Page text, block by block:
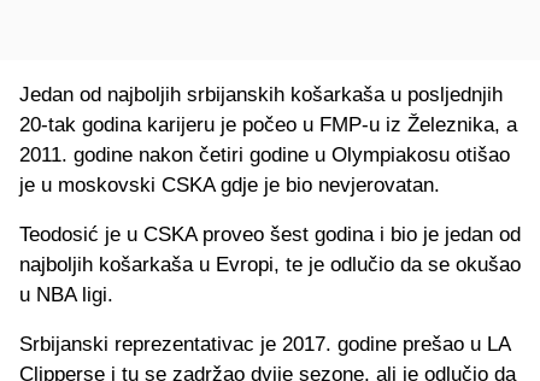
Jedan od najboljih srbijanskih košarkaša u posljednjih
20-tak godina karijeru je počeo u FMP-u iz Železnika, a
2011. godine nakon četiri godine u Olympiakosu otišao
je u moskovski CSKA gdje je bio nevjerovatan.
Teodosić je u CSKA proveo šest godina i bio je jedan od
najboljih košarkaša u Evropi, te je odlučio da se okušao
u NBA ligi.
Srbijanski reprezentativac je 2017. godine prešao u LA
Clipperse i tu se zadržao dvije sezone, ali je odlučio da